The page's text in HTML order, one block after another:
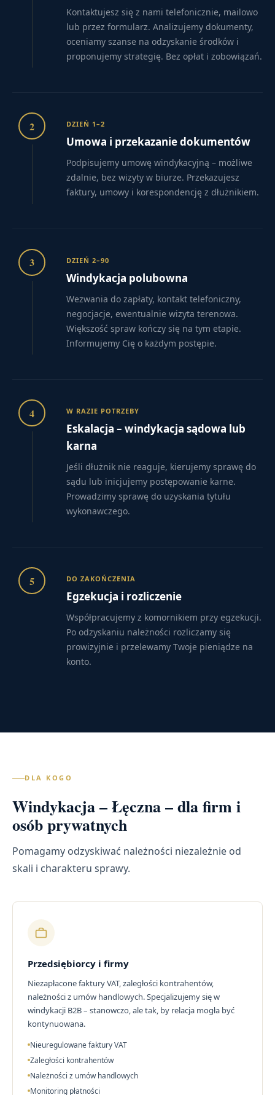
Kontaktujesz się z nami telefonicznie, mailowo
lub przez formularz. Analizujemy dokumenty,
oceniamy szanse na odzyskanie środków i
proponujemy strategię. Bez opłat i zobowiązań.
2 DZIEŃ 1–2
Umowa i przekazanie dokumentów
Podpisujemy umowę windykacyjną – możliwe
zdalnie, bez wizyty w biurze. Przekazujesz
faktury, umowy i korespondencję z dłużnikiem.
3 DZIEŃ 2–90
Windykacja polubowna
Wezwania do zapłaty, kontakt telefoniczny,
negocjacje, ewentualnie wizyta terenowa.
Większość spraw kończy się na tym etapie.
Informujemy Cię o każdym postępie.
4 W RAZIE POTRZEBY
Eskalacja – windykacja sądowa lub
karna
Jeśli dłużnik nie reaguje, kierujemy sprawę do
sądu lub inicjujemy postępowanie karne.
Prowadzimy sprawę do uzyskania tytułu
wykonawczego.
5 DO ZAKOŃCZENIA
Egzekucja i rozliczenie
Współpracujemy z komornikiem przy egzekucji.
Po odzyskaniu należności rozliczamy się
prowizyjnie i przelewamy Twoje pieniądze na
konto.
DLA KOGO
Windykacja – Łęczna – dla firm i
osób prywatnych
Pomagamy odzyskiwać należności niezależnie od
skali i charakteru sprawy.
Przedsiębiorcy i firmy
Niezapłacone faktury VAT, zaległości kontrahentów,
należności z umów handlowych. Specjalizujemy się w
windykacji B2B – stanowczo, ale tak, by relacja mogła być
kontynuowana.
Nieuregulowane faktury VAT
Zaległości kontrahentów
Należności z umów handlowych
Monitoring płatności